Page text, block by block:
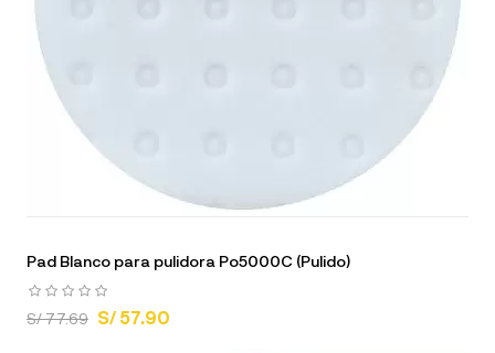
Pad Blanco para pulidora Po5000C (Pulido)
S/ 77.69 S/ 57.90